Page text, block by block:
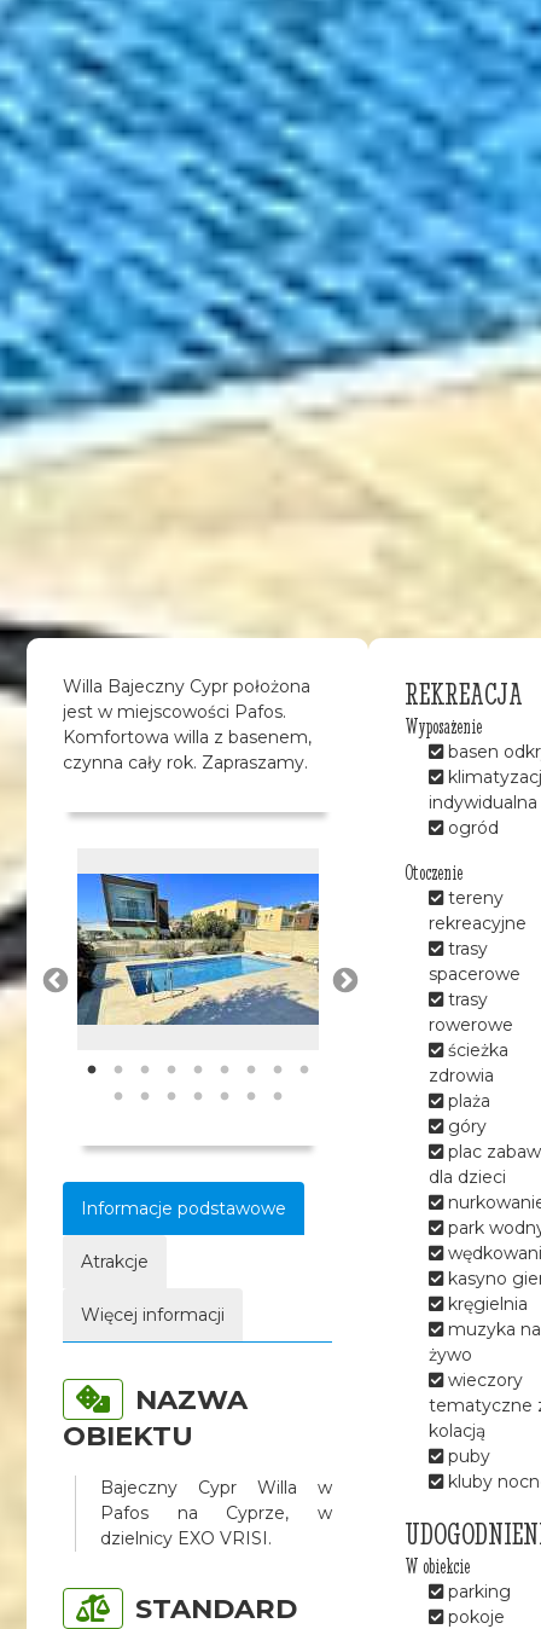
Willa Bajeczny Cypr położona
jest w miejscowości Pafos.
Komfortowa willa z basenem,
czynna cały rok. Zapraszamy.
Informacje podstawowe
Atrakcje
Więcej informacji
NAZWA
OBIEKTU
Bajeczny Cypr Willa w
Pafos na Cyprze, w
dzielnicy EXO VRISI.
STANDARD
REKREACJA
Wyposażenie
basen
indywidualna
ogród
Otoczenie
tereny
rekreacyjne
trasy
spacerowe
trasy
rowerowe
ścieżka
zdrowia
plaża
góry
plac zabaw
dla dzieci
park
kasyno
kręgielnia
muzyka na
żywo
wieczory
tematyczne
kolacją
puby
kluby
W obiekcie
parking
pokoje